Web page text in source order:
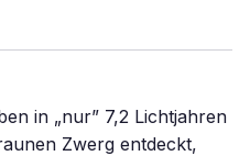
in „nur” 7,2 Lichtjahren
Zwerg entdeckt,